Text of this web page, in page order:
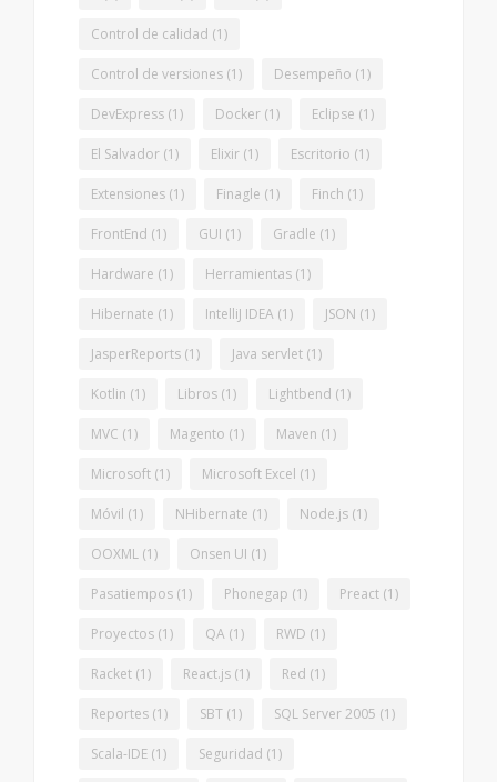
Control de calidad (1)
Control de versiones (1) Desempeño (1)
DevExpress (1) Docker (1) Eclipse (1)
El Salvador (1) Elixir (1) Escritorio (1)
Extensiones (1) Finagle (1) Finch (1)
FrontEnd (1) GUI (1) Gradle (1)
Hardware (1) Herramientas (1)
Hibernate (1) IntelliJ IDEA (1) JSON (1)
JasperReports (1) Java servlet (1)
Kotlin (1) Libros (1) Lightbend (1)
MVC (1) Magento (1) Maven (1)
Microsoft (1) Microsoft Excel (1)
Móvil (1) NHibernate (1) Node.js (1)
OOXML (1) Onsen UI (1)
Pasatiempos (1) Phonegap (1) Preact (1)
Proyectos (1) QA (1) RWD (1)
Racket (1) React.js (1) Red (1)
Reportes (1) SBT (1) SQL Server 2005 (1)
Scala-IDE (1) Seguridad (1)